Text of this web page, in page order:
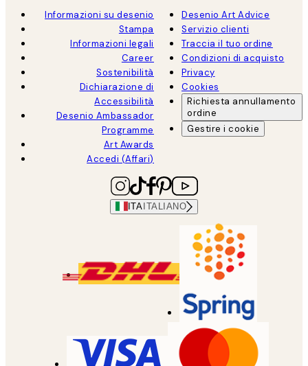
Informazioni su desenio
Stampa
Informazioni legali
Career
Sostenibilità
Dichiarazione di
Accessibilità
Desenio Ambassador
Programme
Art Awards
Accedi (Affari)
Desenio Art Advice
Servizio clienti
Traccia il tuo ordine
Condizioni di acquisto
Privacy
Cookies
Richiesta annullamento
ordine
Gestire i cookie
ITA ITALIANO